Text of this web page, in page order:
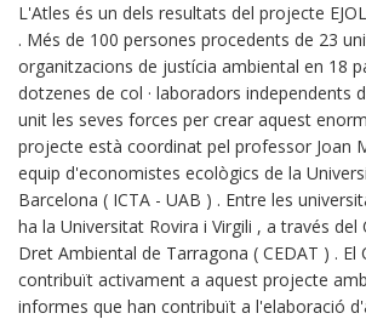
L'Atles és un dels resultats del projecte
. Més de 100 persones procedents de 23
organitzacions de justícia ambiental en 18
dotzenes de col · laboradors independents
unit les seves forces per crear aquest
projecte està coordinat pel professor Joan
equip d'economistes ecològics de la
Barcelona ( ICTA - UAB ) . Entre les
ha la Universitat Rovira i Virgili , a través del
Dret Ambiental de Tarragona ( CEDAT ) . El
contribuït activament a aquest projecte
informes que han contribuït a l'elaboració